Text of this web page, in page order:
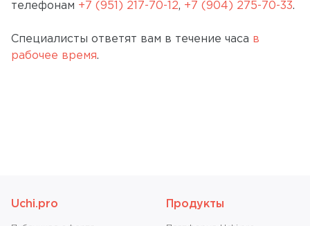
телефонам +7 (951) 217-70-12, +7 (904) 275-70-33.
Специалисты ответят вам в течение часа в
рабочее время.
Uchi.pro Продукты